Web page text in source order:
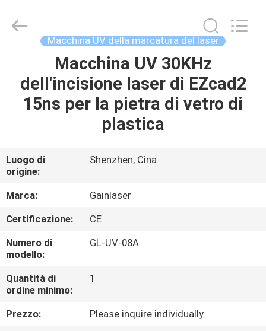
PRODOTTI
NOI
GIRO
DELLA
FABBRICA
CONTROLLO
DI
QUALITÀ
Gainlaser
Laser
Macchina UV della marcatura del laser
Macchina UV 30KHz
dell'incisione laser di EZcad2
15ns per la pietra di vetro di
plastica
Luogo di
origine:
Shenzhen, Cina
Marca:
Gainlaser
Certificazione:
CE
Numero di
modello:
GL-UV-08A
Quantità di
ordine minimo:
1
Prezzo:
Please inquire individually